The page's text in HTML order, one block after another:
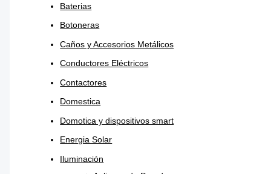
Baterias
Botoneras
Caños y Accesorios Metálicos
Conductores Eléctricos
Contactores
Domestica
Domotica y dispositivos smart
Energia Solar
Iluminación